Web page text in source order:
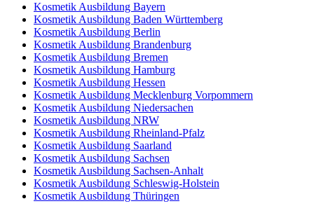
Kosmetik Ausbildung Bayern
Kosmetik Ausbildung Baden Württemberg
Kosmetik Ausbildung Berlin
Kosmetik Ausbildung Brandenburg
Kosmetik Ausbildung Bremen
Kosmetik Ausbildung Hamburg
Kosmetik Ausbildung Hessen
Kosmetik Ausbildung Mecklenburg Vorpommern
Kosmetik Ausbildung Niedersachen
Kosmetik Ausbildung NRW
Kosmetik Ausbildung Rheinland-Pfalz
Kosmetik Ausbildung Saarland
Kosmetik Ausbildung Sachsen
Kosmetik Ausbildung Sachsen-Anhalt
Kosmetik Ausbildung Schleswig-Holstein
Kosmetik Ausbildung Thüringen